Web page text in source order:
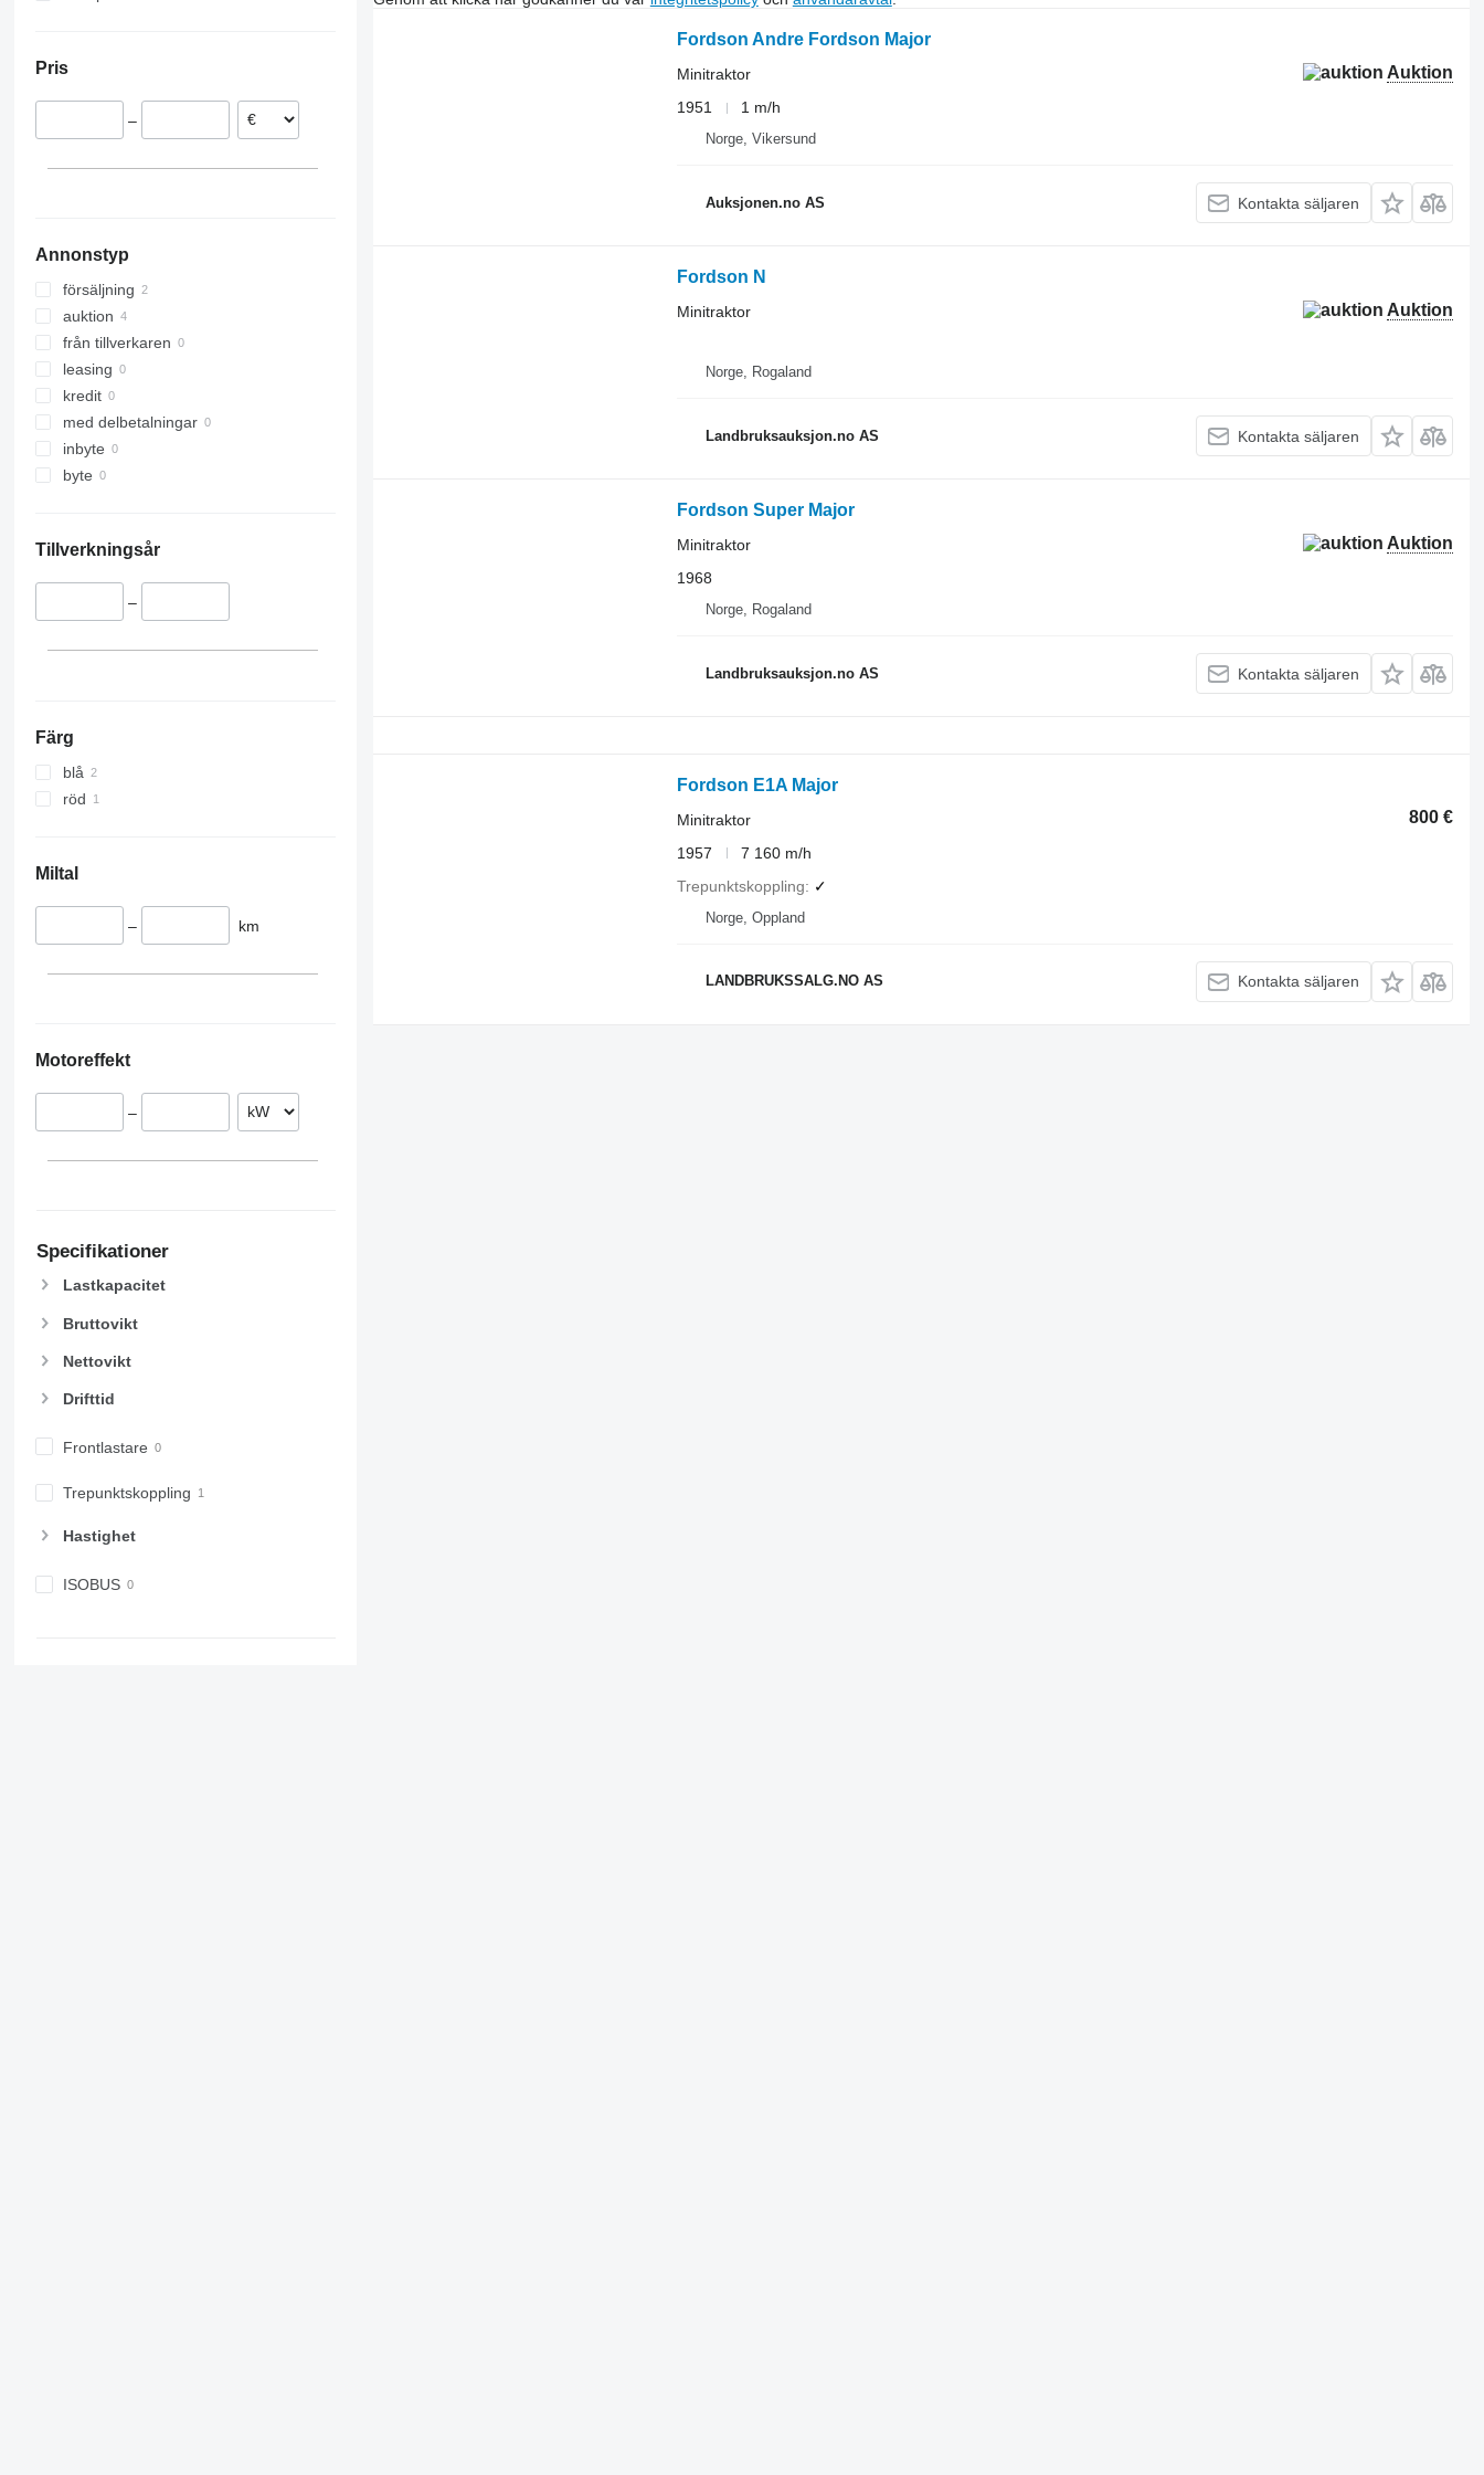
Pris
–
Annonstyp
försäljning
auktion
från tillverkaren
leasing
kredit
med delbetalningar
inbyte
byte
Tillverkningsår
–
Färg
blå
röd
Miltal
– km
Motoreffekt
–
Specifikationer
Lastkapacitet
Bruttovikt
Nettovikt
Drifttid
Frontlastare
Trepunktskoppling
Hastighet
ISOBUS
Fordson Andre Fordson Major
Auktion
Minitraktor
1951
1 m/h
Norge, Vikersund
Auksjonen.no AS Kontakta säljaren
Fordson N
Auktion
Minitraktor
Norge, Rogaland
Landbruksauksjon.no AS Kontakta säljaren
Fordson Super Major
Auktion
Minitraktor
1968
Norge, Rogaland
Landbruksauksjon.no AS Kontakta säljaren
Fordson E1A Major
800 €
Minitraktor
1957
7 160 m/h
Trepunktskoppling
✓
Norge, Oppland
LANDBRUKSSALG.NO AS Kontakta säljaren